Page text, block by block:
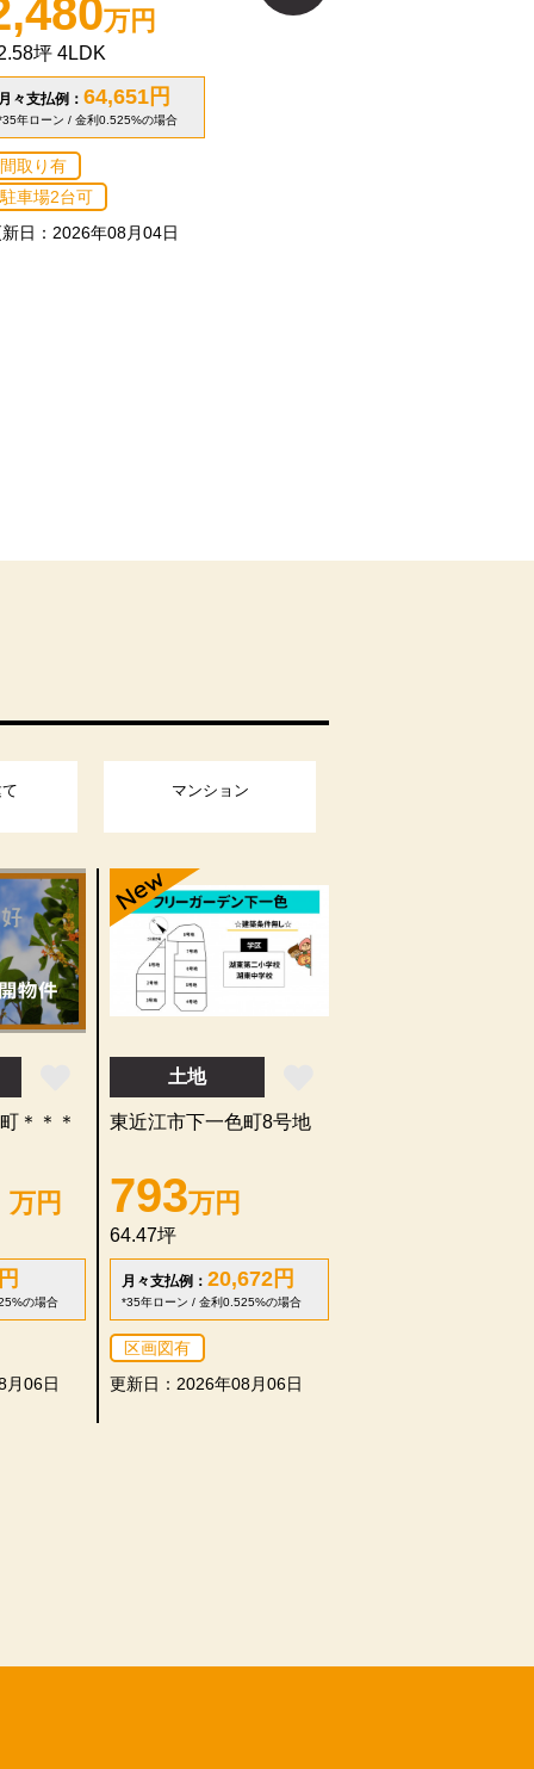
万円
坪 4LDK
々支払例： 64,651 円
年ローン / 金利0.525%の場合
間取り有
駐車場2台可
日：2026年08月04日
2,580
マンション
＊＊＊
万円
の場合
月06日
New
土地
東近江市下一色町8号地
793万円
64.47坪
月々支払例： 20,672 円
*35年ローン / 金利0.525%の場合
区画図有
更新日：2026年08月06日